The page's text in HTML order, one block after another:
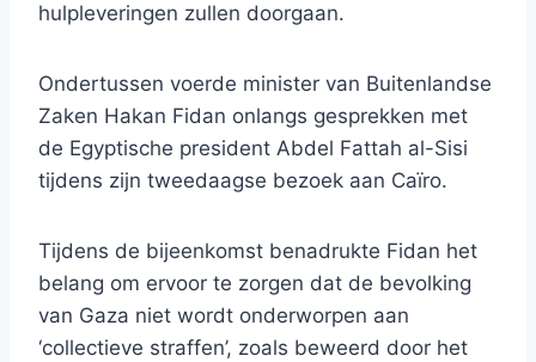
hulpleveringen zullen doorgaan.
Ondertussen voerde minister van Buitenlandse
Zaken Hakan Fidan onlangs gesprekken met
de Egyptische president Abdel Fattah al-Sisi
tijdens zijn tweedaagse bezoek aan Caïro.
Tijdens de bijeenkomst benadrukte Fidan het
belang om ervoor te zorgen dat de bevolking
van Gaza niet wordt onderworpen aan
‘collectieve straffen’, zoals beweerd door het